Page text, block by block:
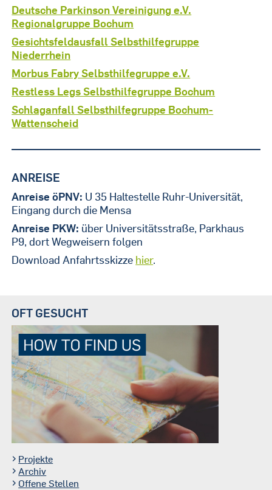
Deutsche Parkinson Vereinigung e.V.
Regionalgruppe Bochum
Gesichtsfeldausfall Selbsthilfegruppe
Niederrhein
Morbus Fabry Selbsthilfegruppe e.V.
Restless Legs Selbsthilfegruppe Bochum
Schlaganfall Selbsthilfegruppe Bochum-
Wattenscheid
ANREISE
Anreise öPNV: U 35 Haltestelle Ruhr-Universität,
Eingang durch die Mensa
Anreise PKW: über Universitätsstraße, Parkhaus
P9, dort Wegweisern folgen
Download Anfahrtsskizze hier.
OFT GESUCHT
Projekte
Archiv
Offene Stellen